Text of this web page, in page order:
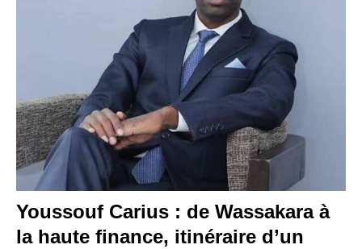
Youssouf Carius : de Wassakara à
la haute finance, itinéraire d’un